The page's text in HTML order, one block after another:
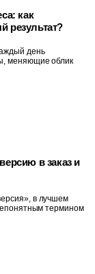
как
результат?
день
меняющие облик
в заказ и
в лучшем
термином